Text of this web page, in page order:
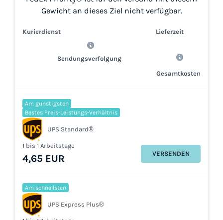
Gewicht an dieses Ziel nicht verfügbar.
Kurierdienst Lieferzeit
Sendungsverfolgung
Gesamtkosten
UPS Standard®
Am günstigsten
Bestes Preis-Leistungs-Verhältnis
1 bis 1 Arbeitstage
4,65 EUR VERSENDEN
UPS Express Plus®
Am schnellsten